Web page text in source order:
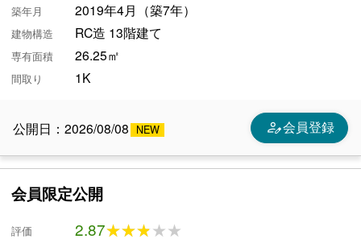
築年月 2019年4月（築7年）
建物構造 RC造 13階建て
専有面積 26.25㎡
間取り 1K
公開日：2026/08/08 person_edit会員登録
会員限定公開
評価 2.87★★★★★
★★★★★